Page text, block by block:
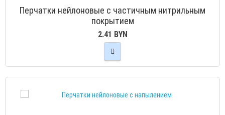
Перчатки нейлоновые с частичным нитрильным
покрытием
2.41 BYN